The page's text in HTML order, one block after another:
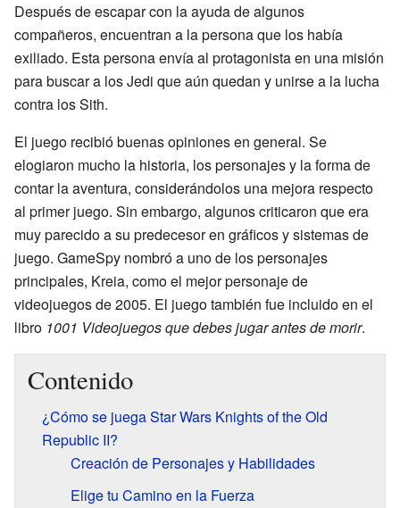
Después de escapar con la ayuda de algunos
compañeros, encuentran a la persona que los había
exiliado. Esta persona envía al protagonista en una misión
para buscar a los Jedi que aún quedan y unirse a la lucha
contra los Sith.
El juego recibió buenas opiniones en general. Se
elogiaron mucho la historia, los personajes y la forma de
contar la aventura, considerándolos una mejora respecto
al primer juego. Sin embargo, algunos criticaron que era
muy parecido a su predecesor en gráficos y sistemas de
juego. GameSpy nombró a uno de los personajes
principales, Kreia, como el mejor personaje de
videojuegos de 2005. El juego también fue incluido en el
libro 1001 Videojuegos que debes jugar antes de morir.
Contenido
¿Cómo se juega Star Wars Knights of the Old
Republic II?
Creación de Personajes y Habilidades
Elige tu Camino en la Fuerza